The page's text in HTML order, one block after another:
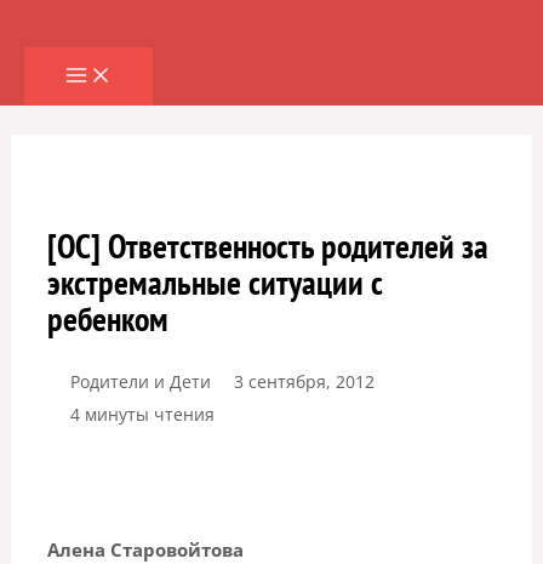
содержимому
[ОС] Ответственность родителей за
экстремальные ситуации с
ребенком
Родители и Дети
3 сентября, 2012
4 минуты чтения
Алена Старовойтова